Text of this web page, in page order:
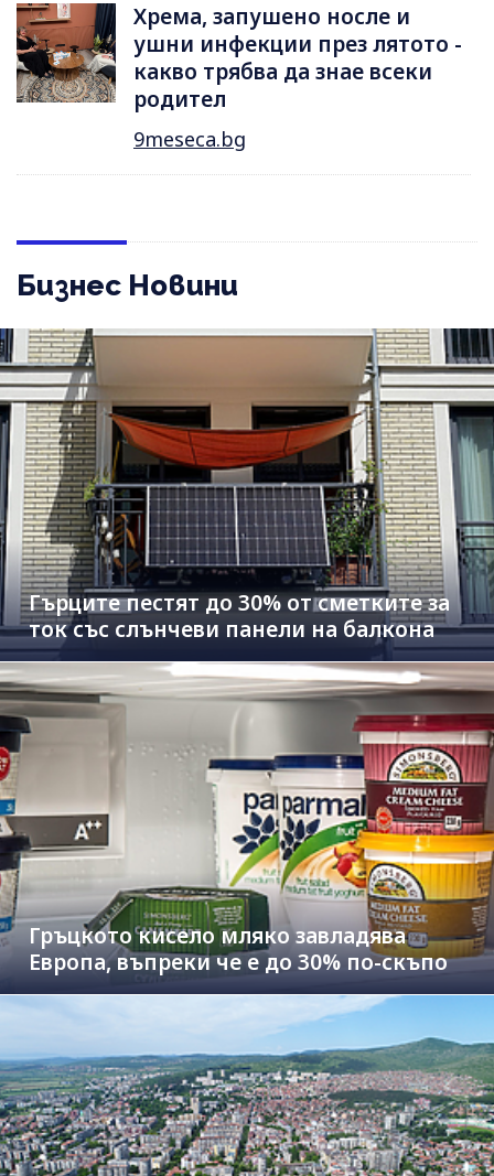
Хрема, запушено носле и
ушни инфекции през лятотo -
какво трябва да знае всеки
родител
9meseca.bg
Бизнес Новини
Гърците пестят до 30% от сметките за
ток със слънчеви панели на балкона
Гръцкото кисело мляко завладява
Европа, въпреки че е до 30% по-скъпо